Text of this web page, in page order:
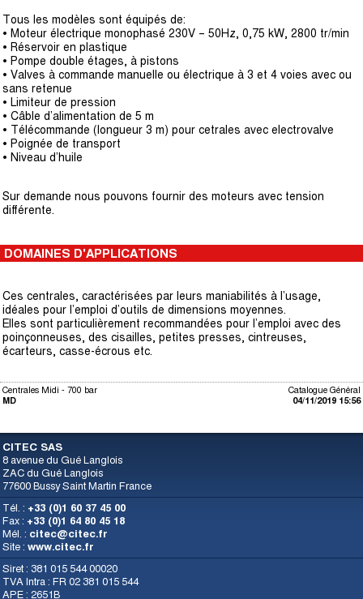
Tous les modèles sont équipés de:
• Moteur électrique monophasé 230V – 50Hz, 0,75 kW, 2800 tr/min
• Réservoir en plastique
• Pompe double étages, à pistons
• Valves à commande manuelle ou électrique à 3 et 4 voies avec ou
sans retenue
• Limiteur de pression
• Câble d’alimentation de 5 m
• Télécommande (longueur 3 m) pour cetrales avec electrovalve
• Poignée de transport
• Niveau d’huile
Sur demande nous pouvons fournir des moteurs avec tension
différente.
DOMAINES D'APPLICATIONS
Ces centrales, caractérisées par leurs maniabilités à l’usage,
idéales pour l’emploi d’outils de dimensions moyennes.
Elles sont particulièrement recommandées pour l’emploi avec des
poinçonneuses, des cisailles, petites presses, cintreuses,
écarteurs, casse-écrous etc.
Catalogue Général
04/11/2019 15:56
Centrales Midi - 700 bar
MD
CITEC SAS
8 avenue du Gué Langlois
ZAC du Gué Langlois
77600 Bussy Saint Martin France
Tél. : +33 (0)1 60 37 45 00
Fax : +33 (0)1 64 80 45 18
Mél. : citec@citec.fr
Site : www.citec.fr
Siret : 381 015 544 00020
TVA Intra : FR 02 381 015 544
APE : 2651B